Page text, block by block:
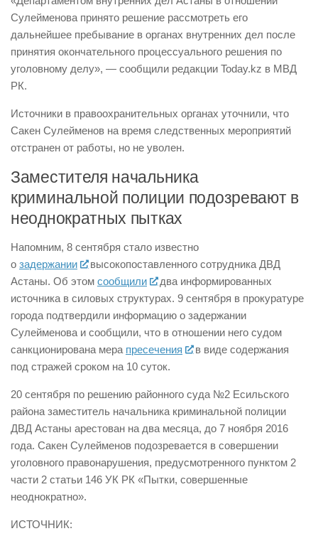
Сулейменова принято решение рассмотреть его
дальнейшее пребывание в органах внутренних дел после
принятия окончательного процессуального решения по
уголовному делу», — сообщили редакции Today.kz в МВД
РК.
Источники в правоохранительных органах уточнили, что
Сакен Сулейменов на время следственных мероприятий
отстранен от работы, но не уволен.
Заместителя начальника
криминальной полиции подозревают в
неоднократных пытках
Напомним, 8 сентября стало известно
о задержании
высокопоставленного сотрудника ДВД
Астаны. Об этом сообщили
два информированных
источника в силовых структурах. 9 сентября в прокуратуре
города подтвердили информацию о задержании
Сулейменова и сообщили, что в отношении него судом
санкционирована мера пресечения
в виде содержания
под стражей сроком на 10 суток.
20 сентября по решению районного суда №2 Есильского
района заместитель начальника криминальной полиции
ДВД Астаны арестован на два месяца, до 7 ноября 2016
года. Сакен Сулейменов подозревается в совершении
уголовного правонарушения, предусмотренного пунктом 2
части 2 статьи 146 УК РК «Пытки, совершенные
неоднократно».
ИСТОЧНИК: